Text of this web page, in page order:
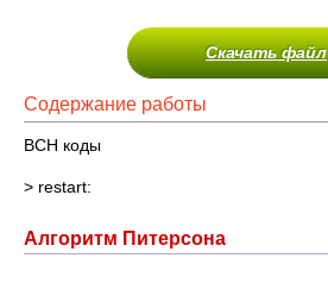
Скачать файл
Содержание работы
BCH коды
> restart:
Алгоритм Питерсона